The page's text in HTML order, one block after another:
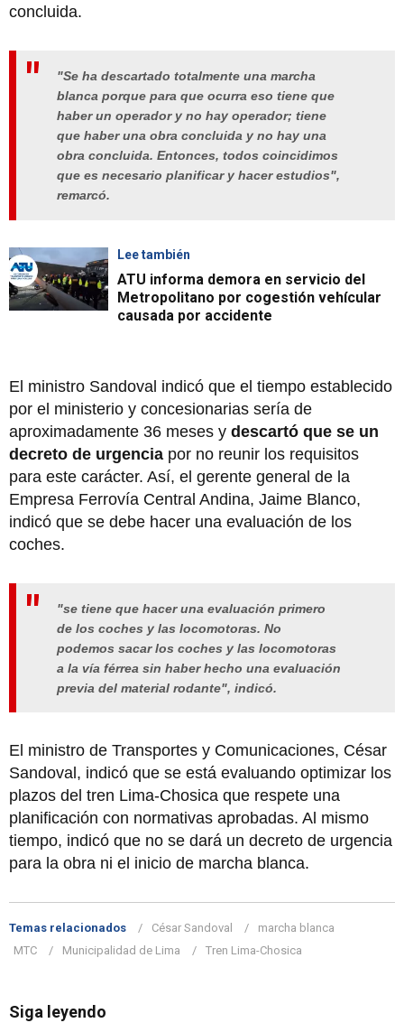
concluida.
"Se ha descartado totalmente una marcha
blanca porque para que ocurra eso tiene que
haber un operador y no hay operador; tiene
que haber una obra concluida y no hay una
obra concluida. Entonces, todos coincidimos
que es necesario planificar y hacer estudios",
remarcó.
Lee también
ATU informa demora en servicio del
Metropolitano por cogestión vehícular
causada por accidente
El ministro Sandoval indicó que el tiempo establecido
por el ministerio y concesionarias sería de
aproximadamente 36 meses y descartó que se un
decreto de urgencia por no reunir los requisitos
para este carácter. Así, el gerente general de la
Empresa Ferrovía Central Andina, Jaime Blanco,
indicó que se debe hacer una evaluación de los
coches.
"se tiene que hacer una evaluación primero
de los coches y las locomotoras. No
podemos sacar los coches y las locomotoras
a la vía férrea sin haber hecho una evaluación
previa del material rodante", indicó.
El ministro de Transportes y Comunicaciones, César
Sandoval, indicó que se está evaluando optimizar los
plazos del tren Lima-Chosica que respete una
planificación con normativas aprobadas. Al mismo
tiempo, indicó que no se dará un decreto de urgencia
para la obra ni el inicio de marcha blanca.
Temas relacionados César Sandoval
marcha blanca
MTC
Municipalidad de Lima Tren Lima-Chosica
Siga leyendo